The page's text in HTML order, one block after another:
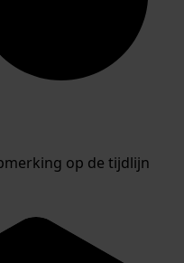
op de tijdlijn